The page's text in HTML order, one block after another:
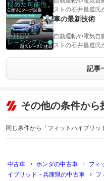
ストの石井昌道
車の最新技術
自動運転や電気自
ストの石井昌道
記事
その他の条件から
同じ条件から「フィットハイブリッ
中古車 ホンダの中古車 フィ
イブリッド・兵庫県の中古車
フ